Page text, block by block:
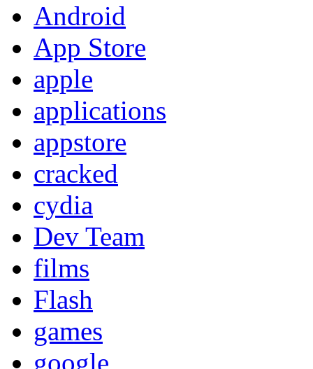
Android
App Store
apple
applications
appstore
cracked
cydia
Dev Team
films
Flash
games
google